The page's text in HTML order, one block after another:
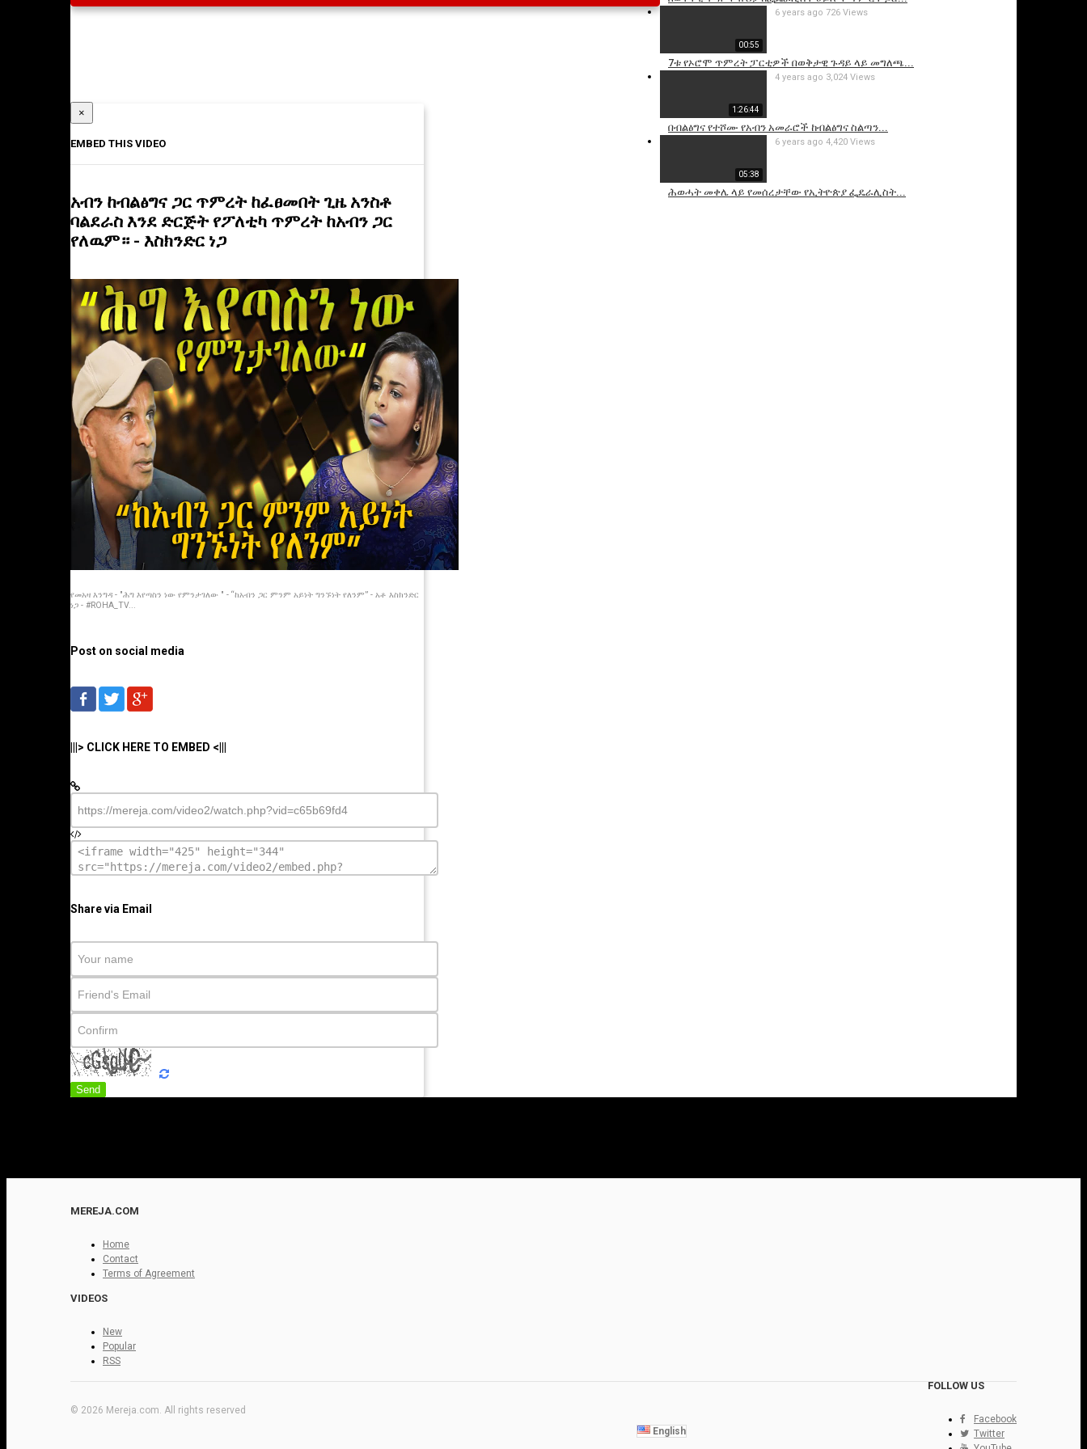
00:55
7ቱ የኦሮሞ ጥምረት ፓርቲዎች በወቅታዊ ጉዳይ ላይ መግለጫ...
6 years ago 726 Views
1:26:44
በብልፅግና የተሾሙ የአብን አመራሮች ከብልፅግና ስልጣን...
4 years ago 3,024 Views
05:38
ሕወሓት መቀሌ ላይ የመሰረታቸው የኢትዮጵያ ፌዴራሊስት...
6 years ago 4,420 Views
×
EMBED THIS VIDEO
አብን ከብልፅግና ጋር ጥምረት ከፈፀመበት ጊዜ አንስቶ
ባልደራስ እንደ ድርጅት የፖለቲካ ጥምረት ከአብን ጋር
የለዉም። - እስክንድር ነጋ
የመአዛ እንግዳ - "ሕግ እየጣስን ነው የምንታገለው " - “ከአብን ጋር ምንም አይነት ግንኙነት የለንም” - አቶ እስክንድር
ነጋ - #ROHA_TV...
Post on social media
|||> CLICK HERE TO EMBED <|||
Share via Email
Send
MEREJA.COM
Home
Contact
Terms of Agreement
VIDEOS
New
Popular
RSS
FOLLOW US
Facebook
Twitter
© 2026 Mereja.com. All rights reserved
English